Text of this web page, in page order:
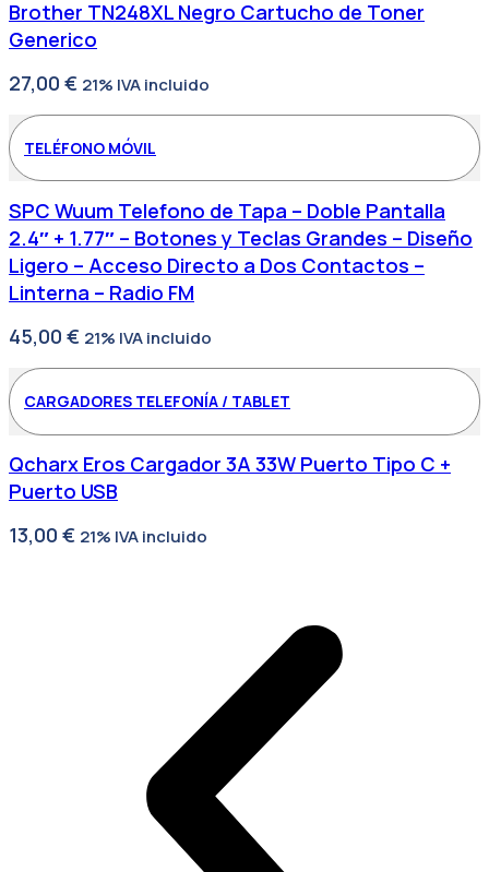
Brother TN248XL Negro Cartucho de Toner
Generico
27,00 € 21% IVA incluido
TELÉFONO MÓVIL
SPC Wuum Telefono de Tapa – Doble Pantalla
2.4″ + 1.77″ – Botones y Teclas Grandes – Diseño
Ligero – Acceso Directo a Dos Contactos –
Linterna – Radio FM
45,00 € 21% IVA incluido
CARGADORES TELEFONÍA / TABLET
Qcharx Eros Cargador 3A 33W Puerto Tipo C +
Puerto USB
13,00 € 21% IVA incluido